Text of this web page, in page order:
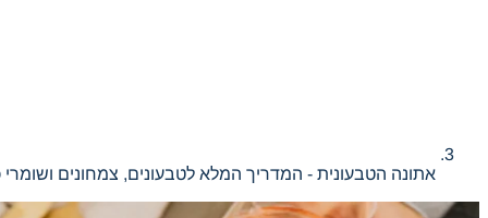
אתונה הטבעונית - המדריך המלא לטבעונים, צמחונים